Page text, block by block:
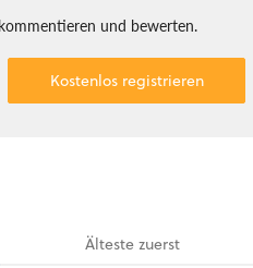
und bewerten.
Kostenlos registrieren
Ältestezuerst